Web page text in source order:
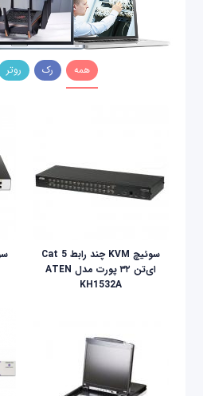
همه رک روتر
سوئیچ KVM چند رابط Cat 5
ای‌تن ۳۲ پورت مدل ATEN
KH1532A